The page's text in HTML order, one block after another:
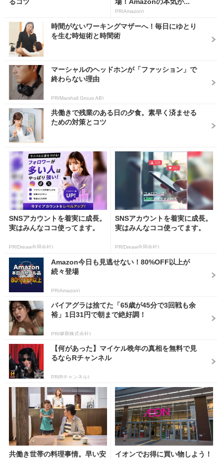
るコツ 場！Amazonの本気が...
PR(Amazon)
時間がないワーキングマザーへ！毎日にゆとり
を生む時短術と時間術
マーシャルのヘッドホンが「ファッション」で
終わらない理由
PR(Marshall Group AB)
共働きで残業のある日の夕食。素早く済ませる
ための対策とコツ
SNSアカウントを着実に成長。
実はみんなココ使ってます。
PR(Dreaw合同会社)
SNSアカウントを着実に成長。
実はみんなココ使ってます。
PR(Dreaw合同会社)
Amazon今日も見逃せない！80%OFF以上が
続々登場
PR(Amazon)
バイアグラは捨てた「65歳が45分で3回戦も余
裕」1日31円で朝まで絶好調！
PR(健商株式会社)
【何があった】マイケル晩年の真相を無料で見
るならRチャンネル
PR(Rチャンネル)
共働き世帯の料理事情。早い安
イオンでお得に買い物しよう！